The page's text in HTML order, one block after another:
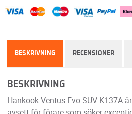
BESKRIVNING RECENSIONER
BESKRIVNING
Hankook Ventus Evo SUV K137A
avsett för förare som söker